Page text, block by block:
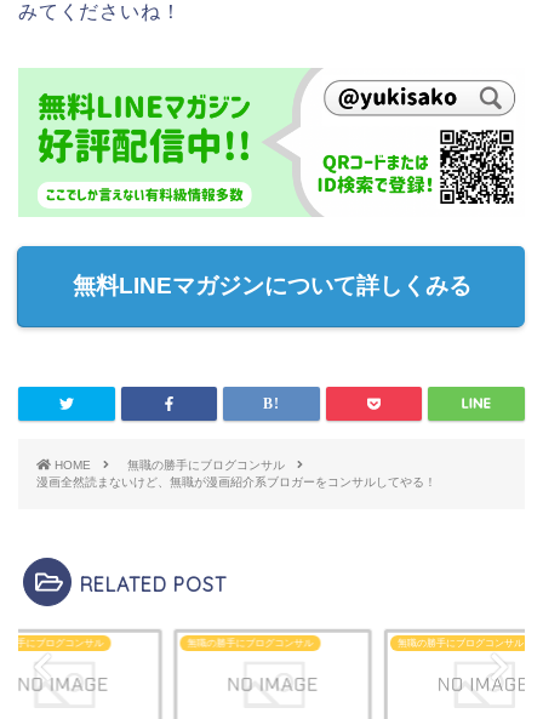
みてくださいね！
無料LINEマガジンについて詳しくみる
HOME
無職の勝手にブログコンサル
漫画全然読まないけど、無職が漫画紹介系ブロガーをコンサルしてやる！
RELATED POST
勝手にブログコンサル 無職の勝手にブログコンサル 無職の勝手にブログコンサル